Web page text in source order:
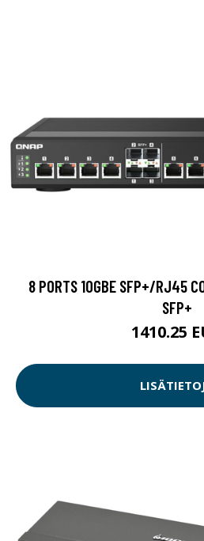
8 PORTS 10GBE SFP+/RJ45
SFP+
1410.25